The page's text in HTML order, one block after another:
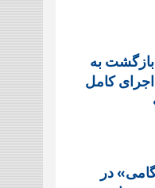
به
کامل
در